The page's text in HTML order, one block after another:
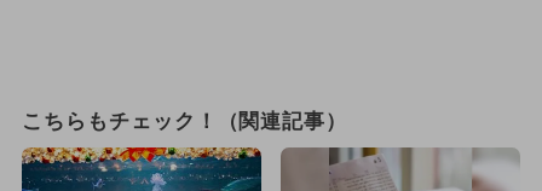
こちらもチェック！（関連記事）